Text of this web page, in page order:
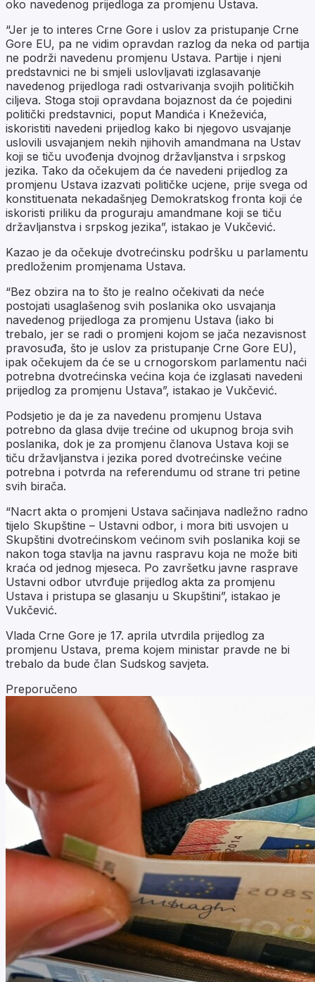
oko navedenog prijedloga za promjenu Ustava.
“Jer je to interes Crne Gore i uslov za pristupanje Crne
Gore EU, pa ne vidim opravdan razlog da neka od partija
ne podrži navedenu promjenu Ustava. Partije i njeni
predstavnici ne bi smjeli uslovljavati izglasavanje
navedenog prijedloga radi ostvarivanja svojih političkih
ciljeva. Stoga stoji opravdana bojaznost da će pojedini
politički predstavnici, poput Mandića i Kneževića,
iskoristiti navedeni prijedlog kako bi njegovo usvajanje
uslovili usvajanjem nekih njihovih amandmana na Ustav
koji se tiču uvođenja dvojnog državljanstva i srpskog
jezika. Tako da očekujem da će navedeni prijedlog za
promjenu Ustava izazvati političke ucjene, prije svega od
konstituenata nekadašnjeg Demokratskog fronta koji će
iskoristi priliku da proguraju amandmane koji se tiču
državljanstva i srpskog jezika”, istakao je Vukčević.
Kazao je da očekuje dvotrećinsku podršku u parlamentu
predloženim promjenama Ustava.
“Bez obzira na to što je realno očekivati da neće
postojati usaglašenog svih poslanika oko usvajanja
navedenog prijedloga za promjenu Ustava (iako bi
trebalo, jer se radi o promjeni kojom se jača nezavisnost
pravosuđa, što je uslov za pristupanje Crne Gore EU),
ipak očekujem da će se u crnogorskom parlamentu naći
potrebna dvotrećinska većina koja će izglasati navedeni
prijedlog za promjenu Ustava”, istakao je Vukčević.
Podsjetio je da je za navedenu promjenu Ustava
potrebno da glasa dvije trećine od ukupnog broja svih
poslanika, dok je za promjenu članova Ustava koji se
tiču državljanstva i jezika pored dvotrećinske većine
potrebna i potvrda na referendumu od strane tri petine
svih birača.
“Nacrt akta o promjeni Ustava sačinjava nadležno radno
tijelo Skupštine – Ustavni odbor, i mora biti usvojen u
Skupštini dvotrećinskom većinom svih poslanika koji se
nakon toga stavlja na javnu raspravu koja ne može biti
kraća od jednog mjeseca. Po završetku javne rasprave
Ustavni odbor utvrđuje prijedlog akta za promjenu
Ustava i pristupa se glasanju u Skupštini”, istakao je
Vukčević.
Vlada Crne Gore je 17. aprila utvrdila prijedlog za
promjenu Ustava, prema kojem ministar pravde ne bi
trebalo da bude član Sudskog savjeta.
Preporučeno